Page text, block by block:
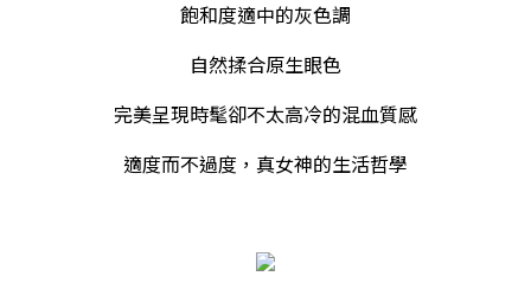
飽和度適中的灰色調
自然揉合原生眼色
完美呈現時髦卻不太高冷的混血質感
適度而不過度，真女神的生活哲學